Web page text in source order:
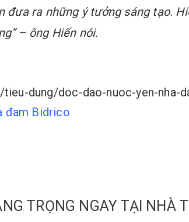
đưa ra những ý tưởng sáng tạo.
– ông Hiến nói.
dung/doc-dao-nuoc-yen-nha-
đam Bidrico
TRỌNG NGAY TẠI NHÀ